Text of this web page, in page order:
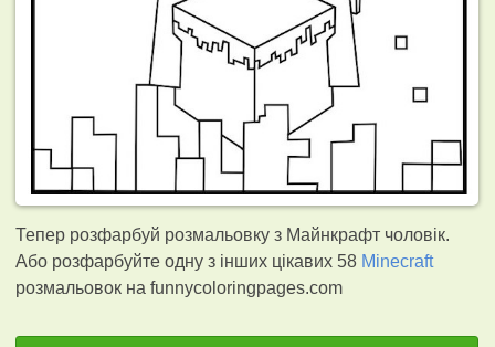
Тепер розфарбуй розмальовку з Майнкрафт чоловік.
Або розфарбуйте одну з інших цікавих 58 Minecraft
розмальовок на funnycoloringpages.com